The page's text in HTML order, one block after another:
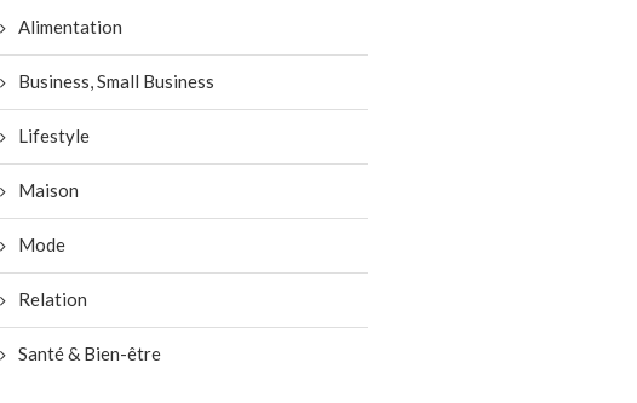
Alimentation
Business, Small Business
Lifestyle
Maison
Mode
Relation
Santé & Bien-être